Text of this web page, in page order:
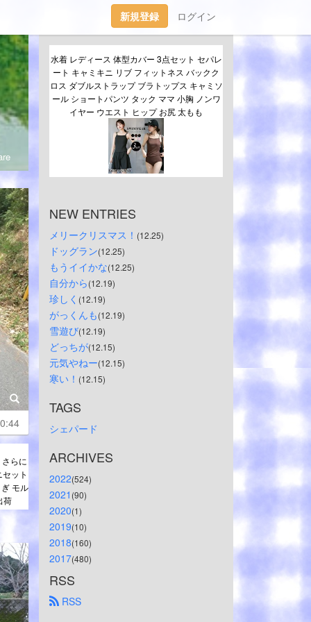
新規登録 ログイン
らに
ット
モル
荷
水着 レディース 体型カバー 3点セット セパレ
ート キャミキニ リブ フィットネス バックク
ロス ダブルストラップ ブラトップス キャミソ
ール ショートパンツ タック ママ 小胸 ノンワ
イヤー ウエスト ヒップ お尻 太もも
NEW ENTRIES
メリークリスマス！ (12.25)
ドッグラン(12.25)
もうイイかな(12.25)
自分から(12.19)
珍しく (12.19)
がっくんも(12.19)
雪遊び(12.19)
どっちが(12.15)
元気やねー(12.15)
寒い！ (12.15)
TAGS
シェパード
ARCHIVES
2022(524)
2021 (90)
2020(1)
2019(10)
2018(160)
2017(480)
RSS
RSS